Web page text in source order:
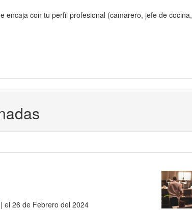
encaja con tu perfil profesional (camarero, jefe de cocina,
| el 26 de Febrero del 2024